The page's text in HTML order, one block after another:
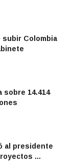
subir Colombia
sobre 14.414
al presidente
...